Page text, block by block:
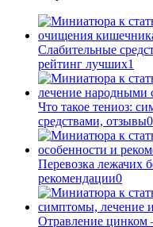
Слабительные
рейтинг лучших1
Что такое тениоз:
средствами, отзывы0
Перевозка лежачих
рекомендации0
Отравление